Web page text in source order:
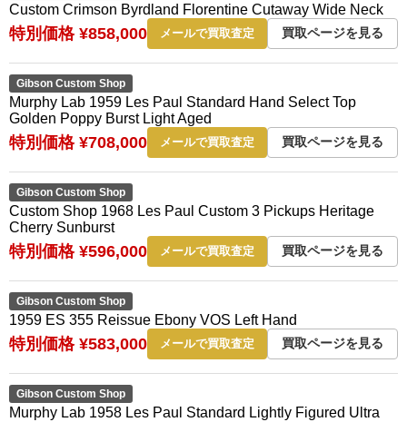
Custom Crimson Byrdland Florentine Cutaway Wide Neck
特別価格 ¥858,000 メールで買取査定 買取ページを見る
Gibson Custom Shop
Murphy Lab 1959 Les Paul Standard Hand Select Top
Golden Poppy Burst Light Aged
特別価格 ¥708,000 メールで買取査定 買取ページを見る
Gibson Custom Shop
Custom Shop 1968 Les Paul Custom 3 Pickups Heritage
Cherry Sunburst
特別価格 ¥596,000 メールで買取査定 買取ページを見る
Gibson Custom Shop
1959 ES 355 Reissue Ebony VOS Left Hand
特別価格 ¥583,000 メールで買取査定 買取ページを見る
Gibson Custom Shop
Murphy Lab 1958 Les Paul Standard Lightly Figured Ultra